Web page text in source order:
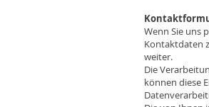
Wenn Sie uns
Kontaktdaten
weiter.
Die
können diese